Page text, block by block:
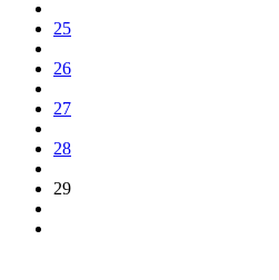
25
26
27
28
29